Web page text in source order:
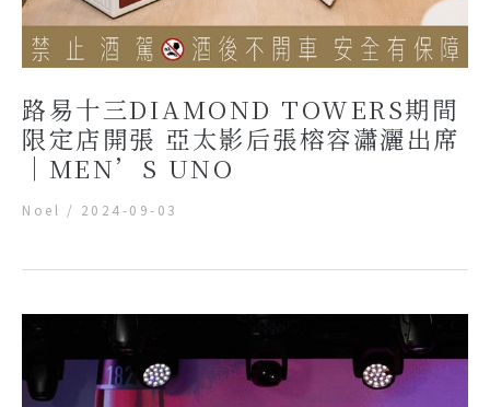
路易十三DIAMOND TOWERS期間
限定店開張 亞太影后張榕容瀟灑出席
｜MEN’S UNO
Noel / 2024-09-03